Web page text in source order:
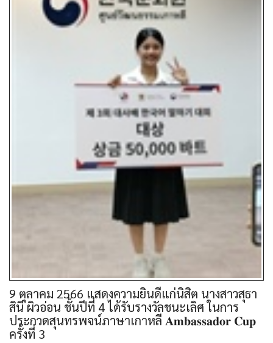
9 ตุลาคม 2566 แสดงความยินดีแก่นิสิต นางสาวสุธา
สินี ผิวอ่อน ชั้นปีที่ 4 ได้รับรางวัลชนะเลิศ ในการ
ประกวดสุนทรพจน์ภาษาเกาหลี 𝐀𝐦𝐛𝐚𝐬𝐬𝐚𝐝𝐨𝐫 𝐂𝐮𝐩
ครั้งที่ 3